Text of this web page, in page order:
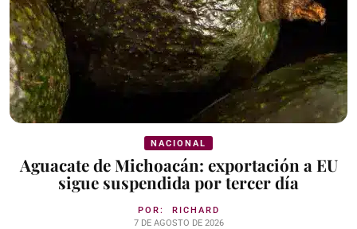
NACIONAL
Aguacate de Michoacán: exportación a EU
sigue suspendida por tercer día
POR: RICHARD
7 DE AGOSTO DE 2026